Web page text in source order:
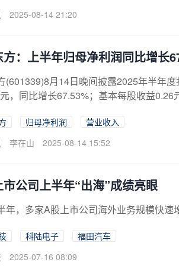
2025-08-14 21:20
方：上半年归母净利润同比增长
(601339)8月14日晚间披露2025年半年
，同比增长67.53%；基本每股收益0.26
归母净利润
营业收入
李在山 2025-08-14 15:52
市公司上半年“出海”成绩亮眼
年，多家A股上市公司海外业务规模快速
科陆电子
福田汽车
2025-07-16 08:09